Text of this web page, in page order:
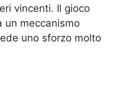
vincenti. Il gioco
un meccanismo
uno sforzo molto